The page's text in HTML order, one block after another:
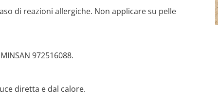
di reazioni allergiche. Non applicare su pelle
972516088.
diretta e dal calore.